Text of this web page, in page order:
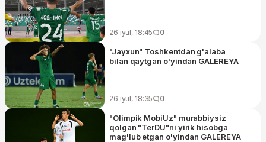
26 iyul, 18:45 0
"Jayxun" Toshkentdan g'alaba
bilan qaytgan o'yindan GALEREYA
26 iyul, 18:35 0
"Olimpik MobiUz" murabbiysiz
qolgan "TerDU"ni yirik hisobga
mag'lub etgan o'yindan GALEREYA